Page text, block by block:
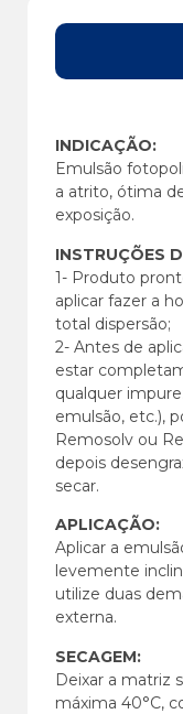
INDICAÇÃO:
Emulsão
a atrito, ótima
exposição.
INSTRUÇÕES
1- Produto
aplicar fazer a
total dispersão;
2- Antes de
estar
qualquer
emulsão, etc.),
Remosolv ou
depois
secar.
APLICAÇÃO:
Aplicar a
levemente
utilize duas
externa.
SECAGEM:
Deixar a matriz
máxima 40°C,